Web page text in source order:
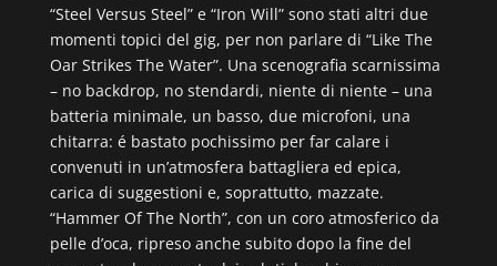
“Steel Versus Steel” e “Iron Will” sono stati altri due
momenti topici del gig, per non parlare di “Like The
Oar Strikes The Water”. Una scenografia scarnissima
– no backdrop, no stendardi, niente di niente – una
batteria minimale, un basso, due microfoni, una
chitarra: é bastato pochissimo per far calare i
convenuti in un’atmosfera battagliera ed epica,
carica di suggestioni e, soprattutto, mazzate.
“Hammer Of The North”, con un coro atmosferico da
pelle d’oca, ripreso anche subito dopo la fine del